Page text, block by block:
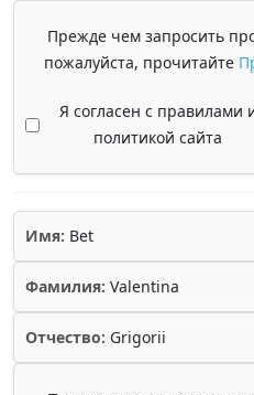
Прежде чем запросить
пожалуйста, прочитайте
Я согласен с правилами
политикой сайта
Имя: Bet
Фамилия: Valentina
Отчество: Grigorii